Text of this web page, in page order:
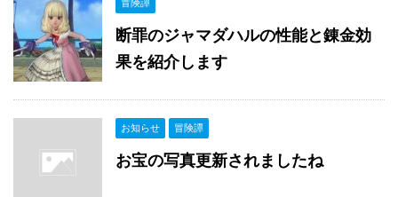
冒険譚
断罪のジャマダハルの性能と錬金効
果を紹介します
お知らせ 冒険譚
お宝の写真更新されましたね